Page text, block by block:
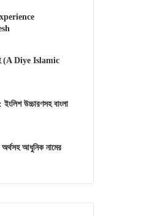
(A Diye Islamic
উচ্চারণসহ বাংলা
আধুনিক নামের